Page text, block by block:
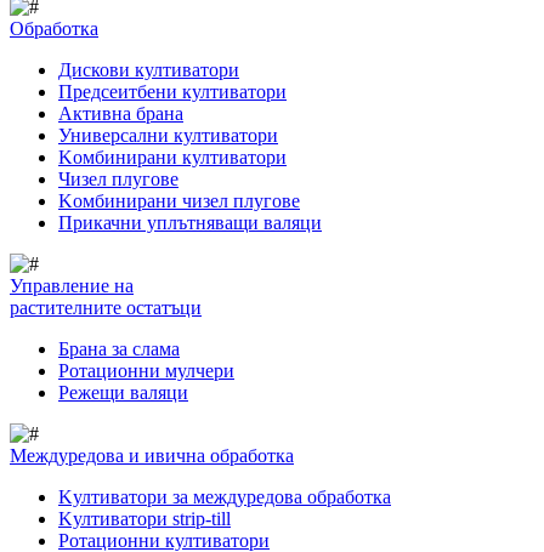
Обработка
Дискови култиватори
Предсеитбени култиватори
Активна брана
Универсални култиватори
Kомбинирани култиватори
Чизел плугове
Kомбинирани чизел плугове
Прикачни уплътняващи валяци
Управление на
растителните остатъци
Брана за слама
Pотационни мулчери
Режещи валяци
Междуредова и ивична обработка
Kултиватори за междуредова обработка
Kултиватори strip-till
Ротационни култиватори